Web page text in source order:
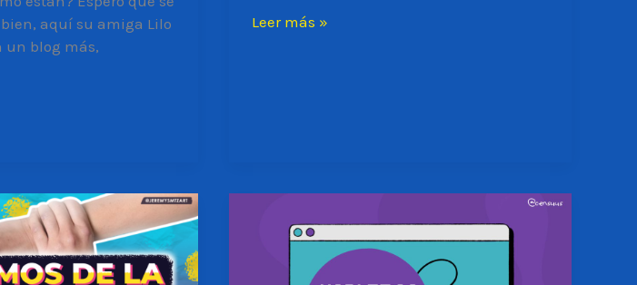
aquí su amiga Lilo
un blog más,
¿HAS
Leer más »